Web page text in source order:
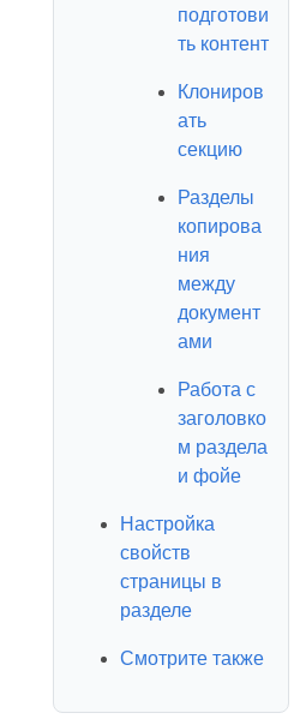
подготови
ть контент
Клониров
ать
секцию
Разделы
копирова
ния
между
документ
ами
Работа с
заголовко
м раздела
и фойе
Настройка
свойств
страницы в
разделе
Смотрите также